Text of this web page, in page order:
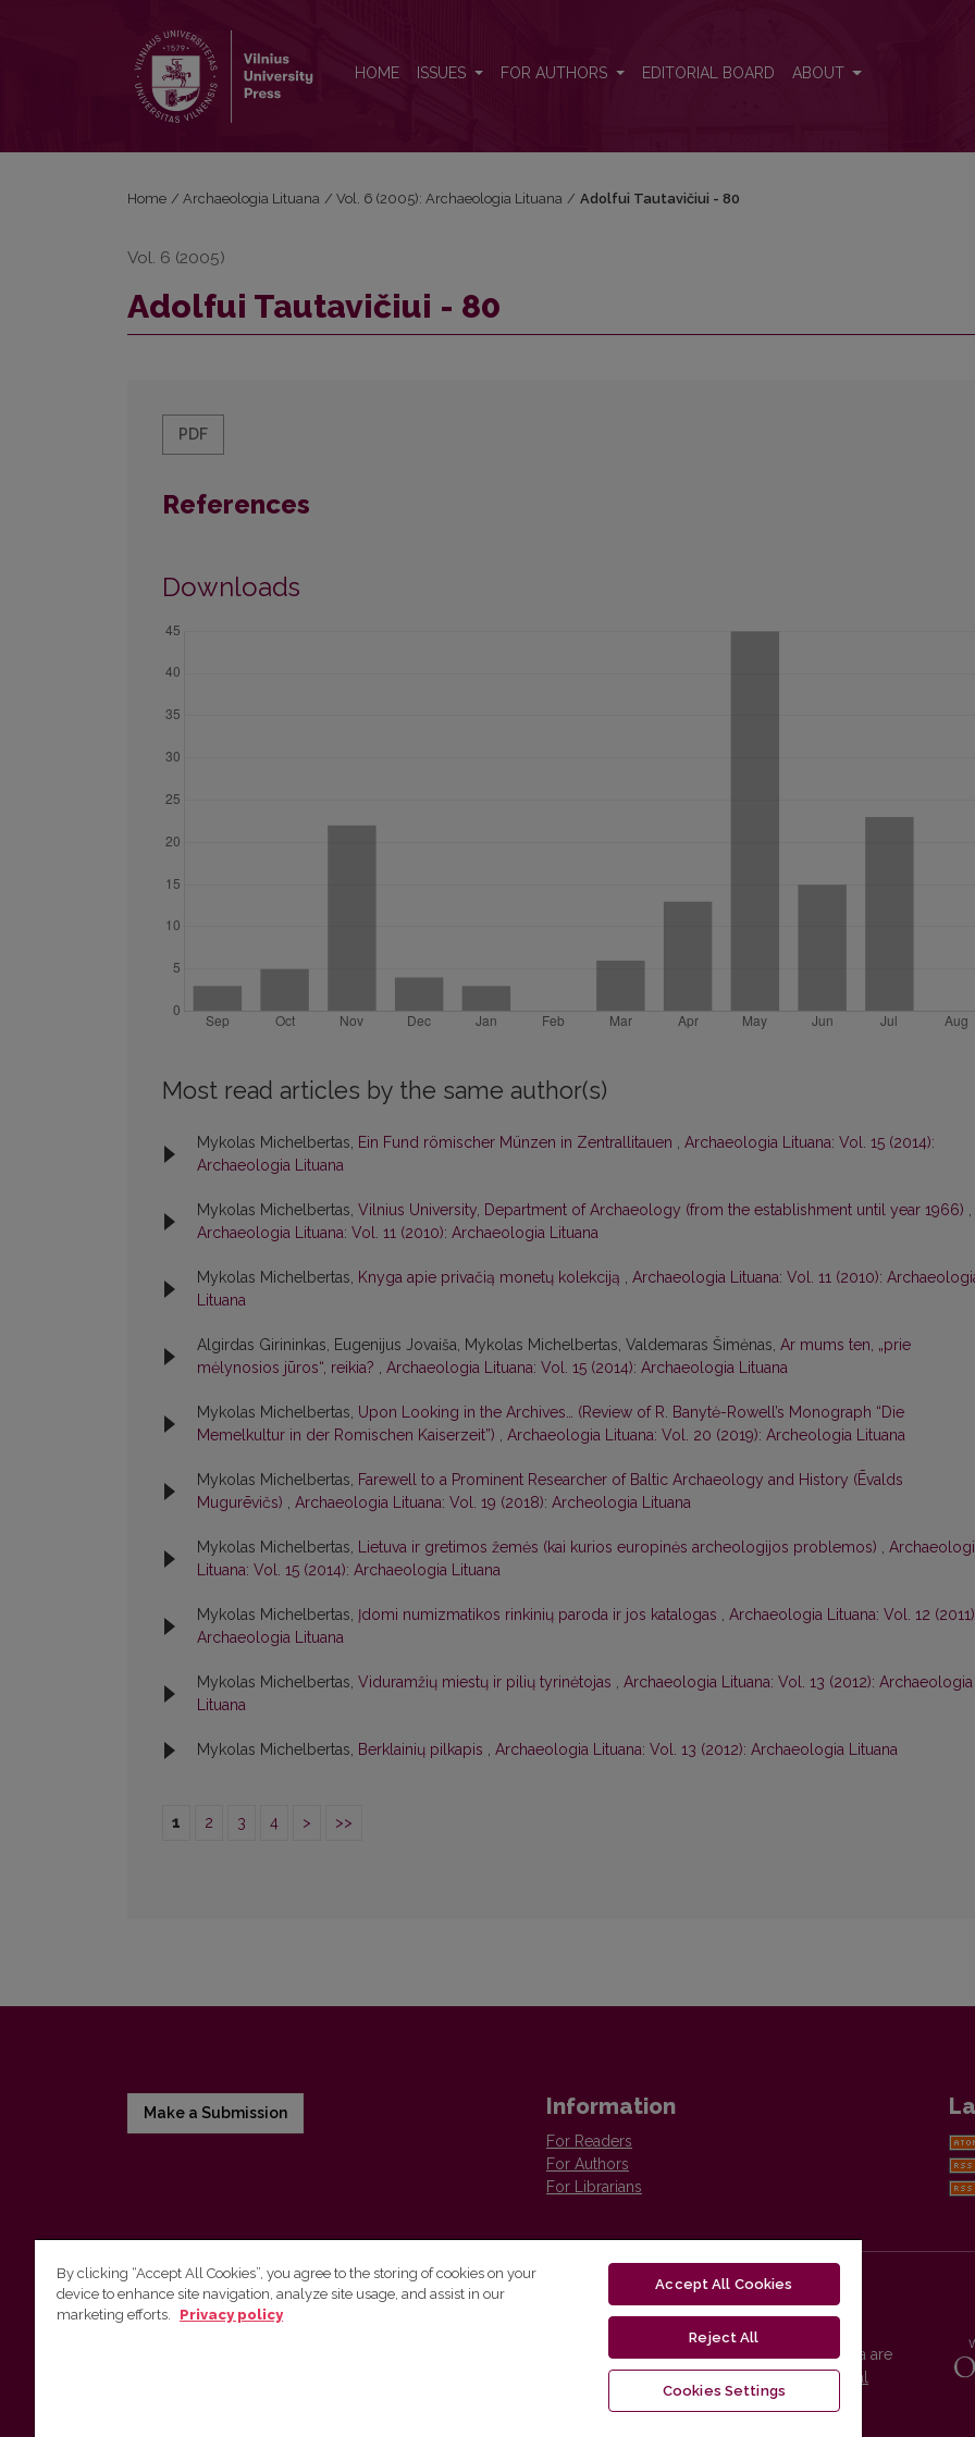
HOME ISSUES FOR AUTHORS EDITORIAL BOARD ABOUT
Home / Archaeologia Lituana / Vol. 6 (2005): Archaeologia Lituana / Adolfui Tautavičiui - 80
Vol. 6 (2005)
Adolfui Tautavičiui - 80
PDF
References
Downloads
Most read articles by the same author(s)
Mykolas Michelbertas, Ein Fund römischer Münzen in Zentrallitauen , Archaeologia Lituana: Vol. 15 (2014):
Archaeologia Lituana
Mykolas Michelbertas, Vilnius University, Department of Archaeology (from the establishment until year 1966) ,
Archaeologia Lituana: Vol. 11 (2010): Archaeologia Lituana
Mykolas Michelbertas, Knyga apie privačią monetų kolekciją , Archaeologia Lituana: Vol. 11 (2010):
Lituana
Algirdas Girininkas, Eugenijus Jovaiša, Mykolas Michelbertas, Valdemaras Šimėnas, Ar mums ten, „prie
mėlynosios jūros“, reikia? , Archaeologia Lituana: Vol. 15 (2014): Archaeologia Lituana
Mykolas Michelbertas, Upon Looking in the Archives… (Review of R. Banytė-Rowell’s Monograph “Die
Memelkultur in der Romischen Kaiserzeit”) , Archaeologia Lituana: Vol. 20 (2019): Archeologia Lituana
Mykolas Michelbertas, Farewell to a Prominent Researcher of Baltic Archaeology and History (Ēvalds
Mugurēvičs) , Archaeologia Lituana: Vol. 19 (2018): Archeologia Lituana
Mykolas Michelbertas, Lietuva ir gretimos žemės (kai kurios europinės archeologijos problemos) ,
Lituana: Vol. 15 (2014): Archaeologia Lituana
Mykolas Michelbertas, Įdomi numizmatikos rinkinių paroda ir jos katalogas , Archaeologia Lituana: Vol. 12
Archaeologia Lituana
Mykolas Michelbertas, Viduramžių miestų ir pilių tyrinėtojas , Archaeologia Lituana: Vol. 13 (2012): Archaeologia
Lituana
Mykolas Michelbertas, Berklainių pilkapis , Archaeologia Lituana: Vol. 13 (2012): Archaeologia Lituana
1 2 3 4 > >>
Make a Submission Information
For Readers
For Authors
For Librarians
Vilnius University Press
Vilnius University Press platform and metadata are
distributed by
Creative Commons International
By clicking “Accept All Cookies”, you agree to the storing of cookies on your
device to enhance site navigation, analyze site usage, and assist in our
marketing efforts.
Privacy policy
Accept All Cookies
Reject All
Cookies Settings